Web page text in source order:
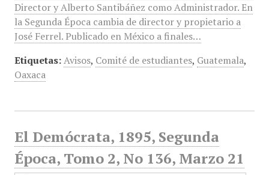
Director y Alberto Santibáñez como Administrador. En
la Segunda Época cambia de director y propietario a
José Ferrel. Publicado en México a finales…
Etiquetas: Avisos, Comité de estudiantes, Guatemala,
Oaxaca
El Demócrata, 1895, Segunda
Época, Tomo 2, No 136, Marzo 21